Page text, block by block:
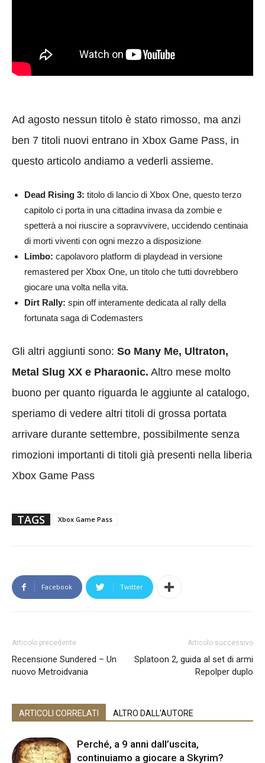
Ad agosto nessun titolo è stato rimosso, ma anzi
ben 7 titoli nuovi entrano in Xbox Game Pass, in
questo articolo andiamo a vederli assieme.
Dead Rising 3: titolo di lancio di Xbox One, questo terzo
capitolo ci porta in una cittadina invasa da zombie e
spetterà a noi riuscire a sopravvivere, uccidendo centinaia
di morti viventi con ogni mezzo a disposizione
Limbo: capolavoro platform di playdead in versione
remastered per Xbox One, un titolo che tutti dovrebbero
giocare una volta nella vita.
Dirt Rally: spin off interamente dedicata al rally della
fortunata saga di Codemasters
Gli altri aggiunti sono: So Many Me, Ultraton,
Metal Slug XX e Pharaonic. Altro mese molto
buono per quanto riguarda le aggiunte al catalogo,
speriamo di vedere altri titoli di grossa portata
arrivare durante settembre, possibilmente senza
rimozioni importanti di titoli già presenti nella liberia
Xbox Game Pass
TAGS Xbox Game Pass
Facebook Twitter
Articolo precedente
Recensione Sundered – Un
nuovo Metroidvania
Articolo successivo
Splatoon 2, guida al set di armi
Repolper duplo
ARTICOLI CORRELATI ALTRO DALL'AUTORE
Perché, a 9 anni dall’uscita,
continuiamo a giocare a Skyrim?